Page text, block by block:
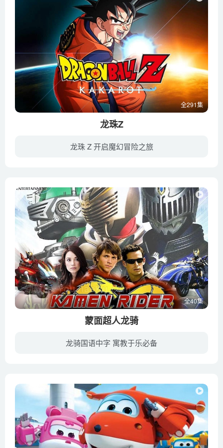
全291集
龙珠Z
龙珠 Z 开启魔幻冒险之旅
全40集
蒙面超人龙骑
龙骑国语中字 寓教于乐必备